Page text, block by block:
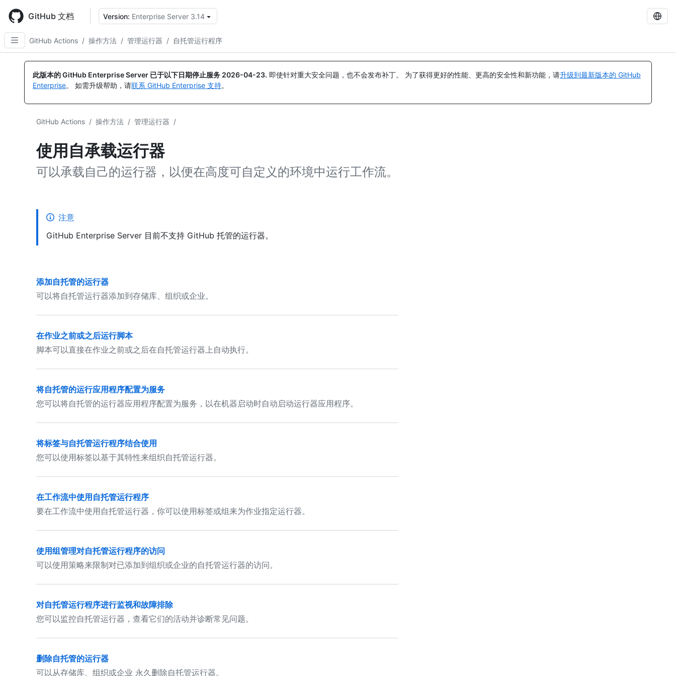
main
content
GitHub 文档 Version: Enterprise Server 3.14
GitHub Actions / 操作方法 / 管理运行器 / 自托管运行程序
此版本的 GitHub Enterprise Server 已于以下日期停止服务 2026-04-23. 即使针对重大安全问题，也不会发布补丁。 为了获得更好的性能、更高的安全性和新功能，请升级到最新版本的 GitHub
Enterprise。 如需升级帮助，请联系 GitHub Enterprise 支持。
GitHub Actions / 操作方法 / 管理运行器 /
使用自承载运行器
可以承载自己的运行器，以便在高度可自定义的环境中运行工作流。
注意
GitHub Enterprise Server 目前不支持 GitHub 托管的运行器。
添加自托管的运行器
可以将自托管运行器添加到存储库、组织或企业。
在作业之前或之后运行脚本
脚本可以直接在作业之前或之后在自托管运行器上自动执行。
将自托管的运行应用程序配置为服务
您可以将自托管的运行器应用程序配置为服务，以在机器启动时自动启动运行器应用程序。
将标签与自托管运行程序结合使用
您可以使用标签以基于其特性来组织自托管运行器。
在工作流中使用自托管运行程序
要在工作流中使用自托管运行器，你可以使用标签或组来为作业指定运行器。
使用组管理对自托管运行程序的访问
可以使用策略来限制对已添加到组织或企业的自托管运行器的访问。
对自托管运行程序进行监视和故障排除
您可以监控自托管运行器，查看它们的活动并诊断常见问题。
删除自托管的运行器
可以从存储库、组织或企业 永久删除自托管运行器。